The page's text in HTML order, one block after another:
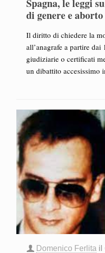
Spagna, le leggi
di genere e aborto
Il diritto di chiedere la
all’anagrafe a partire
giudiziarie o certificati
un dibattito accesissimo
Domenico Ferlita il